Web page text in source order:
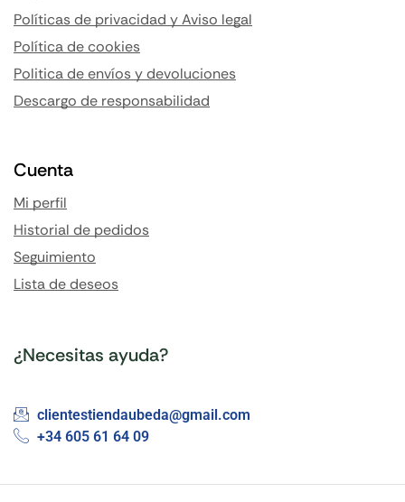
Políticas de privacidad y Aviso legal
Política de cookies
Politica de envíos y devoluciones
Descargo de responsabilidad
Cuenta
Mi perfil
Historial de pedidos
Seguimiento
Lista de deseos
¿Necesitas ayuda?
clientestiendaubeda@gmail.com
+34 605 61 64 09